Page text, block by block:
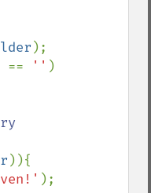
);
== '' )
)){
);